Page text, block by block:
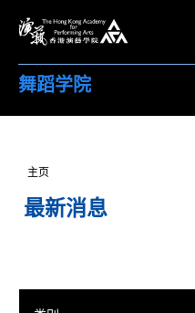
舞蹈学院
主页
最新消息